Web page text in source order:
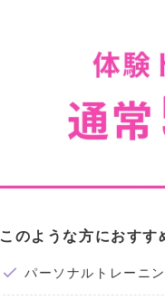
このような方におすす
パーソナルトレーニ